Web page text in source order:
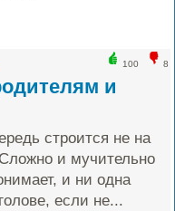
100 8
и
строится не на
и мучительно
и ни одна
если не...